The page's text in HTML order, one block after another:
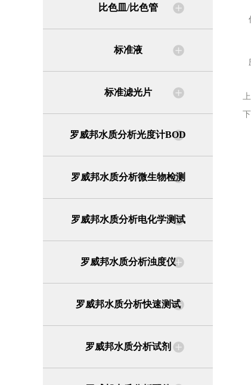
比色皿/比色管
标准液
标准滤光片
罗威邦水质分析光度计BOD
罗威邦水质分析微生物检测
罗威邦水质分析电化学测试
罗威邦水质分析浊度仪
罗威邦水质分析快速测试
罗威邦水质分析试剂